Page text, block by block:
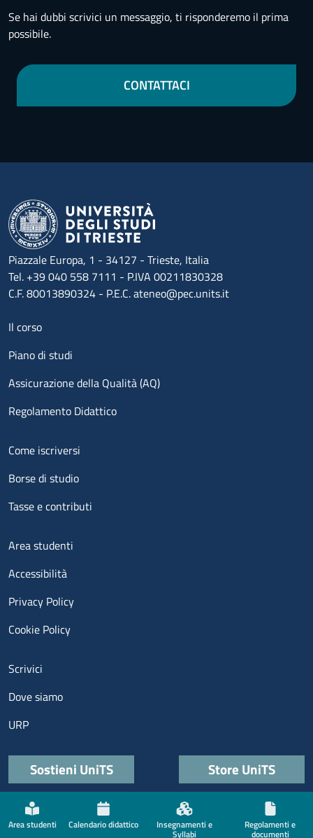
Se hai dubbi scrivici un messaggio, ti risponderemo il prima
possibile.
CONTATTACI
Area studenti Calendario didattico Insegnamenti e
Syllabi
Regolamenti e
documenti
Piazzale Europa, 1 - 34127 - Trieste, Italia
Tel. +39 040 558 7111 - P.IVA 00211830328
C.F. 80013890324 - P.E.C. ateneo@pec.units.it
Menu footer 1
Il corso
Piano di studi
Assicurazione della Qualità (AQ)
Regolamento Didattico
Menu footer 2
Come iscriversi
Borse di studio
Tasse e contributi
Menu footer 3
Area studenti
Accessibilità
Privacy Policy
Cookie Policy
Menu contatti
Scrivici
Dove siamo
URP
Quick links
Sostieni UniTS Store UniTS
Menù social